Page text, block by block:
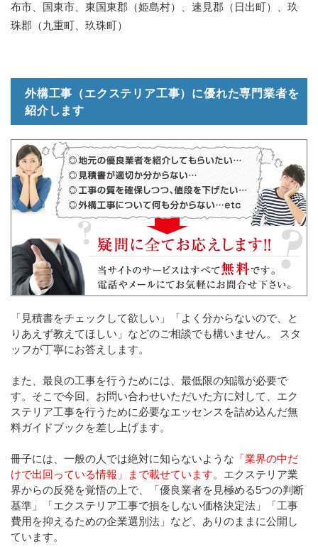
布市、国東市、東国東郡（姫島村）、速見郡（日出町）、玖
珠郡（九重町、玖珠町）
外構工事（エクステリア工事）に優れた専門業者を
紹介します
「見積書をチェックして欲しい」「よく分からないので、と
りあえず教えてほしい」などのご相談でも構いません。 スタ
ッフが丁寧にお答えします。
また、最良の工事を行うためには、最低限の知識が必要で
す。そこで今回、お問い合わせいただいた方に対して、エク
ステリア工事を行うために必要なエッセンスを詰め込んだ無
料ガイドブックを差し上げます。
冊子には、一般の人では絶対に知らないような 「業界の中だ
けで出回っている情報」まで載せています。 エクステリア業
界からの反発を覚悟の上で、「優良業者を見極める5つの判断
基準」「エクステリア工事で損をしない価格決定法」「工事
費用を抑えるための企業選別法」など、ありのままに公開し
ています。